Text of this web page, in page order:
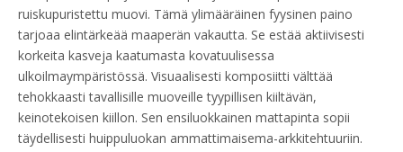
ruiskupuristettu muovi. Tämä ylimääräinen fyysinen paino
tarjoaa elintärkeää maaperän vakautta. Se estää aktiivisesti
korkeita kasveja kaatumasta kovatuulisessa
ulkoilmaympäristössä. Visuaalisesti komposiitti välttää
tehokkaasti tavallisille muoveille tyypillisen kiiltävän,
keinotekoisen kiillon. Sen ensiluokkainen mattapinta sopii
täydellisesti huippuluokan ammattimaisema-arkkitehtuuriin.